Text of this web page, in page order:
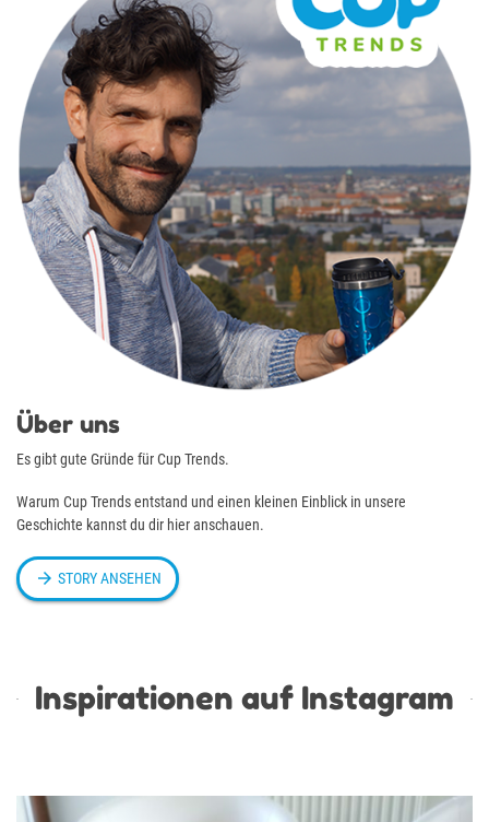
Über uns
Es gibt gute Gründe für Cup Trends.
Warum Cup Trends entstand und einen kleinen Einblick in unsere
Geschichte kannst du dir hier anschauen.
 STORY ANSEHEN
Inspirationen auf Instagram